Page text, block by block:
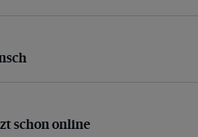
schon online
schon online